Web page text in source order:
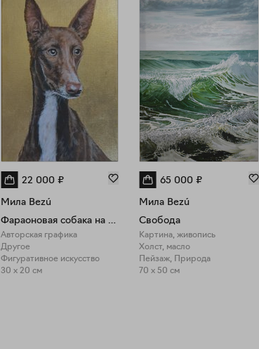
22 000 ₽
Мила Bezú
Фараоновая собака на золотой потали
Авторская графика
Другое
Фигуративное искусство
30 x 20 см
65 000 ₽
Мила Bezú
Свобода
Картина, живопись
Холст, масло
Пейзаж, Природа
70 x 50 см